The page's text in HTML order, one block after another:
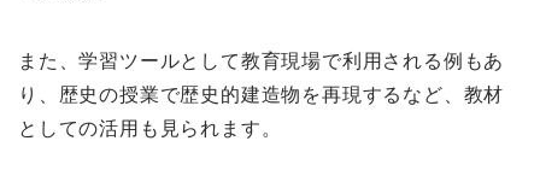
また、学習ツールとして教育現場で利用される例もあ
り、歴史の授業で歴史的建造物を再現するなど、教材
としての活用も見られます。